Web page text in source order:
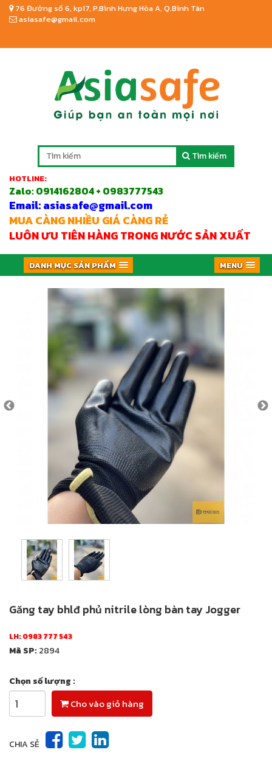
76 Đường số 6, kp17, P.Bình Hưng Hòa A, Q.Bình Tân
asiasafe@gmail.com
Tìm kiếm
HOTLINE:
Zalo:0914162804 + 0983777543
Email: asiasafe@gmail.com
MUA CÀNG NHIỀU GIÁ CÀNG RẺ
LUÔN ƯU TIÊN HÀNG TRONG NƯỚC SẢN XUẤT
DANH MỤC SẢN PHẨM MENU
Găng tay bhlđ phủ nitrile lòng bàn tay Jogger
LH:0983 777 543
Mã SP: 2894
Chọn số lượng :
Cho vào giỏ hàng
CHIA SẺ